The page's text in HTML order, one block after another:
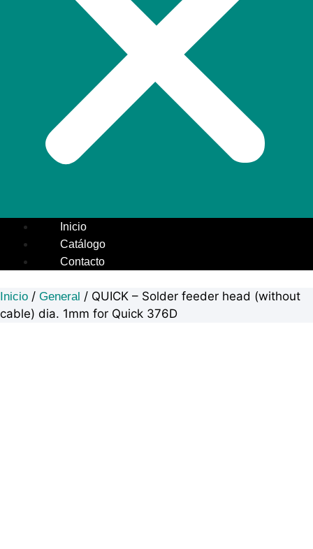
Inicio
Catálogo
Contacto
Inicio / General / QUICK – Solder feeder head (without
cable) dia. 1mm for Quick 376D